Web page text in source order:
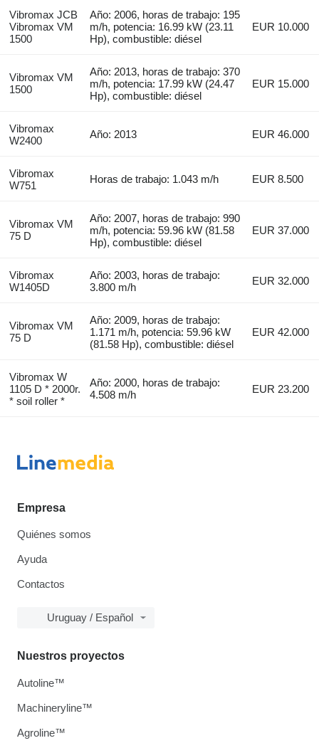
Vibromax JCB
Vibromax VM
1500
Año: 2006, horas de trabajo: 195
m/h, potencia: 16.99 kW (23.11
Hp), combustible: diésel
EUR 10.000
Vibromax VM
1500
Año: 2013, horas de trabajo: 370
m/h, potencia: 17.99 kW (24.47
Hp), combustible: diésel
EUR 15.000
Vibromax
W2400
Año: 2013 EUR 46.000
Vibromax
W751
Horas de trabajo: 1.043 m/h EUR 8.500
Vibromax VM
75 D
Año: 2007, horas de trabajo: 990
m/h, potencia: 59.96 kW (81.58
Hp), combustible: diésel
EUR 37.000
Vibromax
W1405D
Año: 2003, horas de trabajo:
3.800 m/h
EUR 32.000
Vibromax VM
75 D
Año: 2009, horas de trabajo:
1.171 m/h, potencia: 59.96 kW
(81.58 Hp), combustible: diésel
EUR 42.000
Vibromax W
1105 D * 2000r.
* soil roller *
Año: 2000, horas de trabajo:
4.508 m/h
EUR 23.200
Empresa
Quiénes somos
Ayuda
Contactos
Uruguay / Español
Nuestros proyectos
Autoline™
Machineryline™
Agroline™